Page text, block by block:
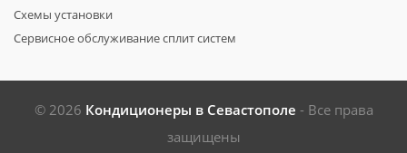
Схемы установки
Сервисное обслуживание сплит систем
© 2026 Кондиционеры в Севастополе - Все права
защищены